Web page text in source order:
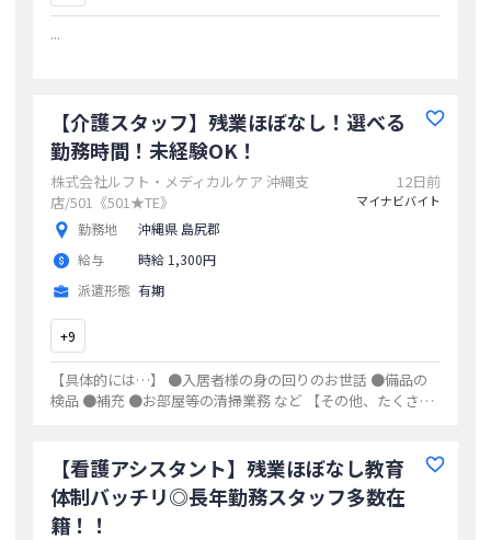
...
【介護スタッフ】残業ほぼなし！選べる
勤務時間！未経験OK！
株式会社ルフト・メディカルケア 沖縄支
店/501《501★TE》
勤務地
沖縄県 島尻郡
給与
時給 1,300円
派遣形態 有期
12日前
マイナビバイト
+9
【具体的には…】 ●入居者様の身の回りのお世話 ●備品の
検品 ●補充 ●お部屋等の清掃業務 など 【その他、たくさん
【看護アシスタント】残業ほぼなし教育
体制バッチリ◎長年勤務スタッフ多数在
籍！！